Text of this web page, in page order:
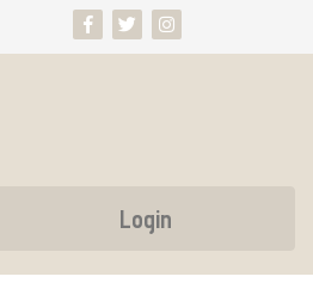
Login